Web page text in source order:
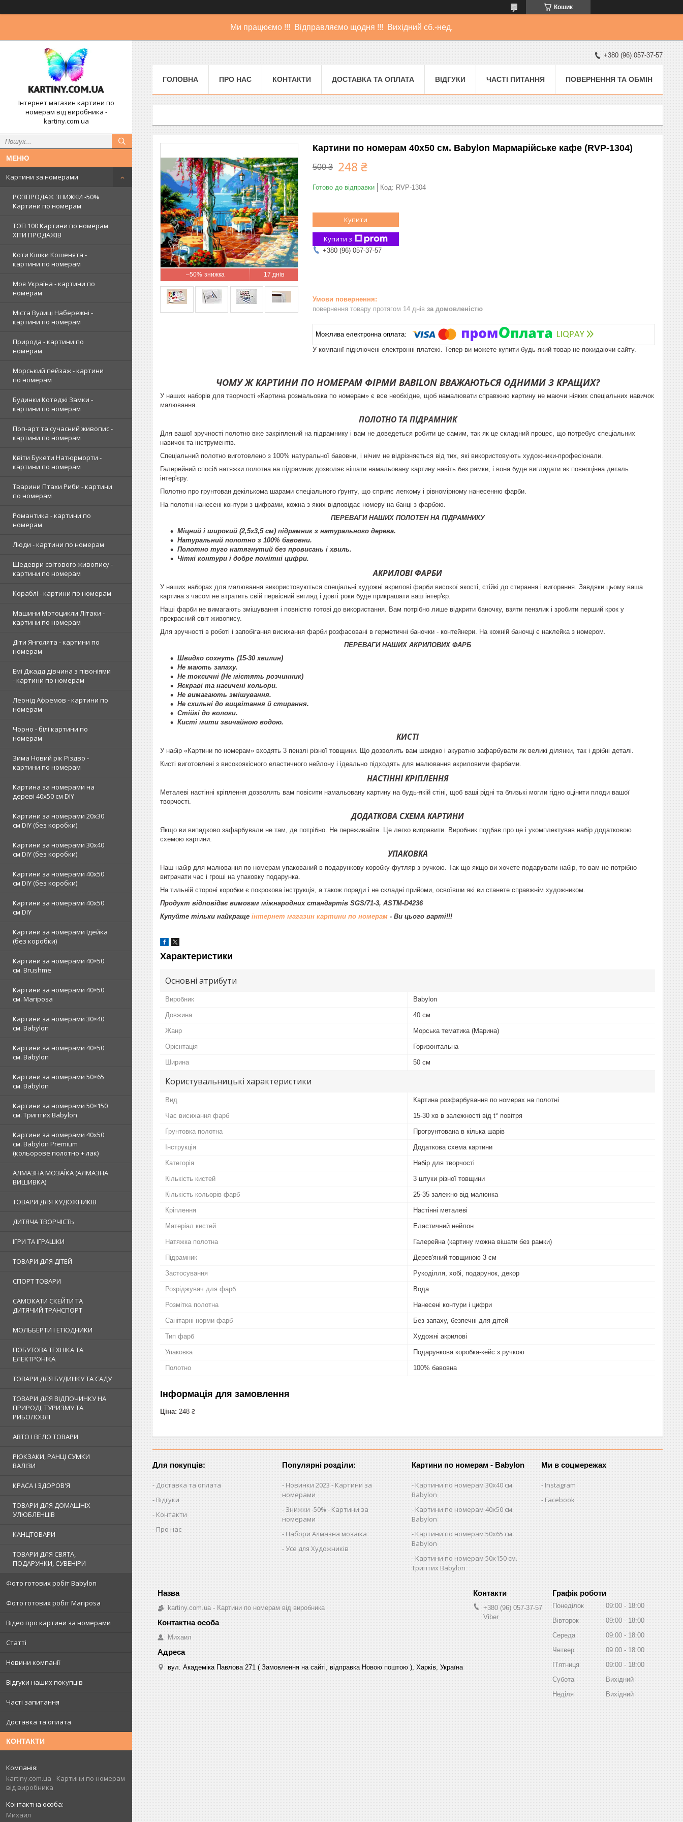
Кошик
Ми працюємо !!! Відправляємо щодня !!! Вихідний сб.-нед.
Інтернет магазин картини по
номерам від виробника -
kartiny.com.ua
Картини за номерами
РОЗПРОДАЖ ЗНИЖКИ -50%
Картини по номерам
ТОП 100 Картини по номерам
ХІТИ ПРОДАЖІВ
Коти Кішки Кошенята -
картини по номерам
Моя Україна - картини по
номерам
Міста Вулиці Набережні -
картини по номерам
Природа - картини по
номерам
Морський пейзаж - картини
по номерам
Будинки Котеджі Замки -
картини по номерам
Поп-арт та сучасний живопис -
картини по номерам
Квіти Букети Натюрморти -
картини по номерам
Тварини Птахи Риби - картини
по номерам
Романтика - картини по
номерам
Люди - картини по номерам
Шедеври світового живопису -
картини по номерам
Кораблі - картини по номерам
Машини Мотоцикли Літаки -
картини по номерам
Діти Янголята - картини по
номерам
Емі Джадд дівчина з півоніями
- картини по номерам
Леонід Афремов - картини по
номерам
Чорно - білі картини по
номерам
Зима Новий рік Різдво -
картини по номерам
Картина за номерами на
дереві 40х50 см DIY
Картини за номерами 20х30
см DIY (без коробки)
Картини за номерами 30х40
см DIY (без коробки)
Картини за номерами 40х50
см DIY (без коробки)
Картини за номерами 40х50
см DIY
Картини за номерами Ідейка
(без коробки)
Картини за номерами 40×50
см. Brushme
Картини за номерами 40×50
см. Mariposa
Картини за номерами 30×40
см. Babylon
Картини за номерами 40×50
см. Babylon
Картини за номерами 50×65
см. Babylon
Картини за номерами 50×150
см. Триптих Babylon
Картини за номерами 40х50
см. Babylon Premium
(кольорове полотно + лак)
АЛМАЗНА МОЗАЇКА (АЛМАЗНА
ВИШИВКА)
ТОВАРИ ДЛЯ ХУДОЖНИКІВ
ДИТЯЧА ТВОРЧІСТЬ
ІГРИ ТА ІГРАШКИ
ТОВАРИ ДЛЯ ДІТЕЙ
СПОРТ ТОВАРИ
САМОКАТИ СКЕЙТИ ТА
ДИТЯЧИЙ ТРАНСПОРТ
МОЛЬБЕРТИ І ЕТЮДНИКИ
ПОБУТОВА ТЕХНІКА ТА
ЕЛЕКТРОНІКА
ТОВАРИ ДЛЯ БУДИНКУ ТА САДУ
ТОВАРИ ДЛЯ ВІДПОЧИНКУ НА
ПРИРОДІ, ТУРИЗМУ ТА
РИБОЛОВЛІ
АВТО І ВЕЛО ТОВАРИ
РЮКЗАКИ, РАНЦІ СУМКИ
ВАЛІЗИ
КРАСА І ЗДОРОВ'Я
ТОВАРИ ДЛЯ ДОМАШНІХ
УЛЮБЛЕНЦІВ
КАНЦТОВАРИ
ТОВАРИ ДЛЯ СВЯТА,
ПОДАРУНКИ, СУВЕНІРИ
Фото готових робіт Babylon
Фото готових робіт Mariposa
Відео про картини за номерами
Статті
Новини компанії
Відгуки наших покупців
Часті запитання
Доставка та оплата
КОНТАКТИ
kartiny.com.ua - Картини по номерам
від виробника
Михаил
+380 (96) 057-37-57
ГОЛОВНА ПРО НАС КОНТАКТИ ДОСТАВКА ТА ОПЛАТА ВІДГУКИ ЧАСТІ ПИТАННЯ ПОВЕРНЕННЯ ТА ОБМІН
–50% 17 днів
Картини по номерам 40х50 см. Babylon Мармарійське кафе (RVP-1304)
500 ₴ 248 ₴
Готово до відправки Код: RVP-1304
Купити
Купити з
+380 (96) 057-37-57
повернення товару протягом 14 днів за домовленістю
У компанії підключені електронні платежі. Тепер ви можете купити будь-який товар не покидаючи сайту.
ЧОМУ Ж КАРТИНИ ПО НОМЕРАМ ФІРМИ BABILON ВВАЖАЮТЬСЯ ОДНИМИ З КРАЩИХ?
У наших наборів для творчості «Картина розмальовка по номерам» є все необхідне, щоб намалювати справжню картину не маючи ніяких спеціальних навичок
малювання.
ПОЛОТНО ТА ПІДРАМНИК
Для вашої зручності полотно вже закріплений на підрамнику і вам не доведеться робити це самим, так як це складний процес, що потребує спеціальних
навичок та інструментів.
Спеціальний полотно виготовлено з 100% натуральної бавовни, і нічим не відрізняється від тих, які використовують художники-професіонали.
Галерейний спосіб натяжки полотна на підрамник дозволяє вішати намальовану картину навіть без рамки, і вона буде виглядати як повноцінна деталь
інтер'єру.
Полотно про грунтован декількома шарами спеціального ґрунту, що сприяє легкому і рівномірному нанесенню фарби.
На полотні нанесені контури з цифрами, кожна з яких відповідає номеру на банці з фарбою.
ПЕРЕВАГИ НАШИХ ПОЛОТЕН НА ПІДРАМНИКУ
Міцний і широкий (2,5х3,5 см) підрамник з натурального дерева.
Натуральний полотно з 100% бавовни.
Полотно туго натягнутий без провисань і хвиль.
Чіткі контури і добре помітні цифри.
АКРИЛОВІ ФАРБИ
У наших наборах для малювання використовуються спеціальні художні акрилові фарби високої якості, стійкі до стирання і вигорання. Завдяки цьому ваша
картина з часом не втратить свій первісний вигляд і довгі роки буде прикрашати ваш інтер'єр.
Наші фарби не вимагають змішування і повністю готові до використання. Вам потрібно лише відкрити баночку, взяти пензлик і зробити перший крок у
прекрасний світ живопису.
Для зручності в роботі і запобігання висихання фарби розфасовані в герметичні баночки - контейнери. На кожній баночці є наклейка з номером.
ПЕРЕВАГИ НАШИХ АКРИЛОВИХ ФАРБ
Швидко сохнуть (15-30 хвилин)
Не мають запаху.
Не токсичні (Не містять розчинник)
Яскраві та насичені кольори.
Не вимагають змішування.
Не схильні до вицвітання й стирання.
Стійкі до вологи.
Кисті мити звичайною водою.
КИСТІ
У набір «Картини по номерам» входять 3 пензлі різної товщини. Що дозволить вам швидко і акуратно зафарбувати як великі ділянки, так і дрібні деталі.
Кисті виготовлені з високоякісного еластичного нейлону і ідеально підходять для малювання акриловими фарбами.
НАСТІННІ КРІПЛЕННЯ
Металеві настінні кріплення дозволять вам повісити намальовану картину на будь-якій стіні, щоб ваші рідні та близькі могли гідно оцінити плоди вашої
творчості.
ДОДАТКОВА СХЕМА КАРТИНИ
Якщо ви випадково зафарбували не там, де потрібно. Не переживайте. Це легко виправити. Виробник подбав про це і укомплектував набір додатковою
схемою картини.
УПАКОВКА
Наш набір для малювання по номерам упакований в подарункову коробку-футляр з ручкою. Так що якщо ви хочете подарувати набір, то вам не потрібно
витрачати час і гроші на упаковку подарунка.
На тильній стороні коробки є покрокова інструкція, а також поради і не складні прийоми, освоївши які ви станете справжнім художником.
Продукт відповідає вимогам міжнародних стандартів SGS/71-3, ASTM-D4236
Купуйте тільки найкраще інтернет магазин картини по номерам - Ви цього варті!!!
Характеристики
Основні атрибути
Виробник Babylon
Довжина 40 см
Жанр Морська тематика (Марина)
Орієнтація Горизонтальна
Ширина 50 см
Користувальницькі характеристики
Вид Картина розфарбування по номерах на полотні
Час висихання фарб 15-30 хв в залежності від t° повітря
Ґрунтовка полотна Прогрунтована в кілька шарів
Інструкція Додаткова схема картини
Категорія Набір для творчості
Кількість кистей 3 штуки різної товщини
Кількість кольорів фарб 25-35 залежно від малюнка
Кріплення Настінні металеві
Матеріал кистей Еластичний нейлон
Натяжка полотна Галерейна (картину можна вішати без рамки)
Підрамник Дерев'яний товщиною 3 см
Застосування Рукоділля, хобі, подарунок, декор
Розріджувач для фарб Вода
Розмітка полотна Нанесені контури і цифри
Санітарні норми фарб Без запаху, безпечні для дітей
Тип фарб Художні акрилові
Упаковка Подарункова коробка-кейс з ручкою
Полотно 100% бавовна
Інформація для замовлення
Ціна: 248 ₴
Для покупців:
Доставка та оплата
Відгуки
Контакти
Про нас
Популярні розділи:
Новинки 2023 - Картини за
номерами
Знижки -50% - Картини за
номерами
Набори Алмазна мозаїка
Усе для Художників
Картини по номерам - Babylon
Картини по номерам 30х40 см.
Babylon
Картини по номерам 40х50 см.
Babylon
Картини по номерам 50х65 см.
Babylon
Картини по номерам 50х150 см.
Триптих Babylon
Ми в соцмережах
Instagram
Facebook
kartiny.com.ua - Картини по номерам від виробника
Михаил
вул. Академіка Павлова 271 ( Замовлення на сайті, відправка Новою поштою ), Харків, Україна
+380 (96) 057-37-57
Viber
Графік роботи
Понеділок 09:00
18:00
Вівторок
09:00
18:00
Середа
09:00
18:00
Четвер
09:00
18:00
Пʼятниця
09:00
18:00
Субота
Вихідний
Неділя
Вихідний